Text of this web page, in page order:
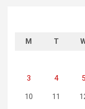
M T
3 4 5
10 11